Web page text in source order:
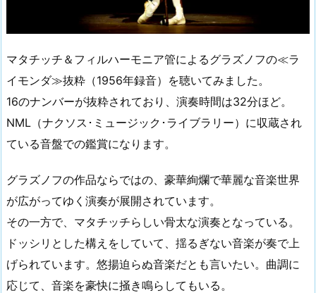
マタチッチ＆フィルハーモニア管によるグラズノフの≪ラ
イモンダ≫抜粋（1956年録音）を聴いてみました。
16のナンバーが抜粋されており、演奏時間は32分ほど。
NML（ナクソス･ミュージック･ライブラリー）に収蔵され
ている音盤での鑑賞になります。
グラズノフの作品ならではの、豪華絢爛で華麗な音楽世界
が広がってゆく演奏が展開されています。
その一方で、マタチッチらしい骨太な演奏となっている。
ドッシリとした構えをしていて、揺るぎない音楽が奏で上
げられています。悠揚迫らぬ音楽だとも言いたい。曲調に
応じて、音楽を豪快に掻き鳴らしてもいる。